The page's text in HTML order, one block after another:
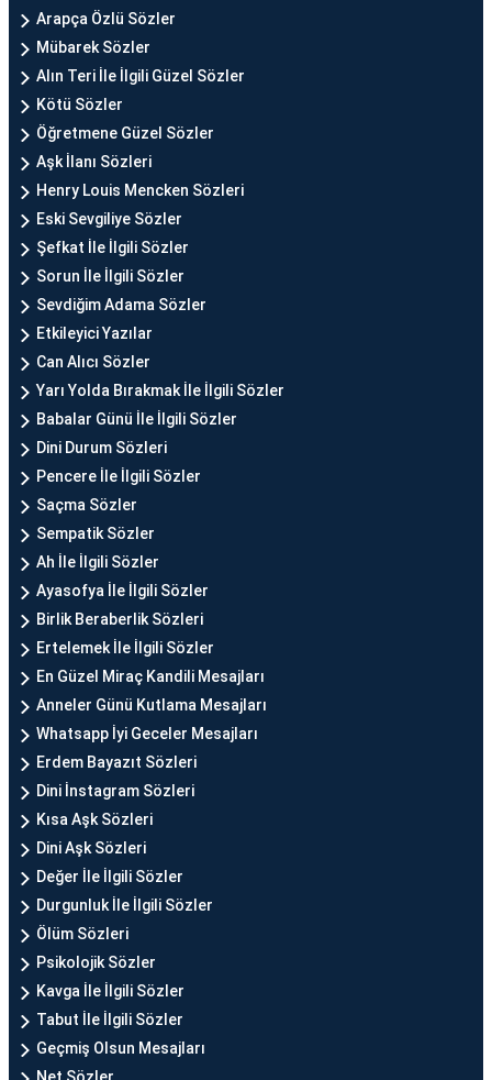
Arapça Özlü Sözler
Mübarek Sözler
Alın Teri İle İlgili Güzel Sözler
Kötü Sözler
Öğretmene Güzel Sözler
Aşk İlanı Sözleri
Henry Louis Mencken Sözleri
Eski Sevgiliye Sözler
Şefkat İle İlgili Sözler
Sorun İle İlgili Sözler
Sevdiğim Adama Sözler
Etkileyici Yazılar
Can Alıcı Sözler
Yarı Yolda Bırakmak İle İlgili Sözler
Babalar Günü İle İlgili Sözler
Dini Durum Sözleri
Pencere İle İlgili Sözler
Saçma Sözler
Sempatik Sözler
Ah İle İlgili Sözler
Ayasofya İle İlgili Sözler
Birlik Beraberlik Sözleri
Ertelemek İle İlgili Sözler
En Güzel Miraç Kandili Mesajları
Anneler Günü Kutlama Mesajları
Whatsapp İyi Geceler Mesajları
Erdem Bayazıt Sözleri
Dini İnstagram Sözleri
Kısa Aşk Sözleri
Dini Aşk Sözleri
Değer İle İlgili Sözler
Durgunluk İle İlgili Sözler
Ölüm Sözleri
Psikolojik Sözler
Kavga İle İlgili Sözler
Tabut İle İlgili Sözler
Geçmiş Olsun Mesajları